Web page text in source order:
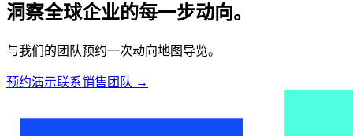
洞察全球企业的每一步动向。
与我们的团队预约一次动向地图导览。
预约演示联系销售团队 →